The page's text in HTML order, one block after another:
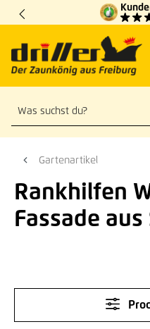
Zum Hauptinhalt springen
Gartenartikel
Rankhilfen
Fassade